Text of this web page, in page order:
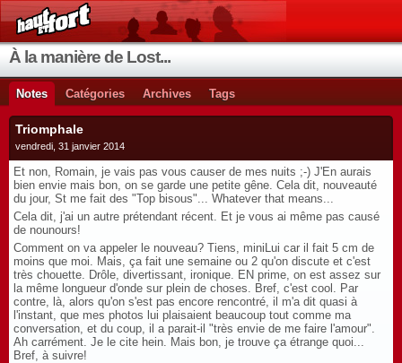
À la manière de Lost...
Notes Catégories Archives Tags
Triomphale
vendredi, 31 janvier 2014
Et non, Romain, je vais pas vous causer de mes nuits ;-) J'En aurais
bien envie mais bon, on se garde une petite gêne. Cela dit, nouveauté
du jour, St me fait des "Top bisous"... Whatever that means...
Cela dit, j'ai un autre prétendant récent. Et je vous ai même pas causé
de nounours!
Comment on va appeler le nouveau? Tiens, miniLui car il fait 5 cm de
moins que moi. Mais, ça fait une semaine ou 2 qu'on discute et c'est
très chouette. Drôle, divertissant, ironique. EN prime, on est assez sur
la même longueur d'onde sur plein de choses. Bref, c'est cool. Par
contre, là, alors qu'on s'est pas encore rencontré, il m'a dit quasi à
l'instant, que mes photos lui plaisaient beaucoup tout comme ma
conversation, et du coup, il a parait-il "très envie de me faire l'amour".
Ah carrément. Je le cite hein. Mais bon, je trouve ça étrange quoi...
Bref, à suivre!